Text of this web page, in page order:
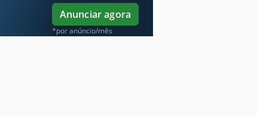
Anunciar agora
*por anúncio/mês